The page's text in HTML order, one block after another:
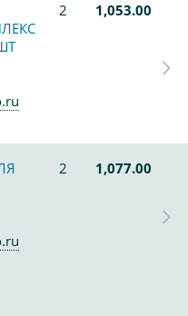
2 1,053.00
2 1,077.00